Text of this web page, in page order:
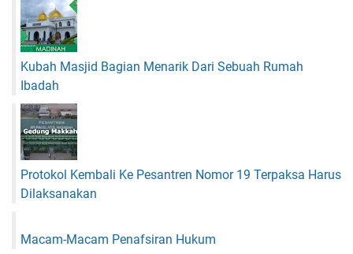
Kubah Masjid Bagian Menarik Dari Sebuah Rumah
Ibadah
Protokol Kembali Ke Pesantren Nomor 19 Terpaksa Harus
Dilaksanakan
Macam-Macam Penafsiran Hukum